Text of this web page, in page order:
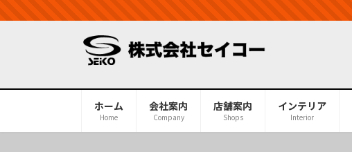
ン
へ
ビ
ョ
ホーム
Home
会社案内
Company
店舗案内
Shops
インテリア
Interior